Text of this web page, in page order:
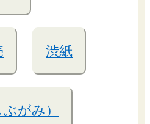
渋紙
がみ）